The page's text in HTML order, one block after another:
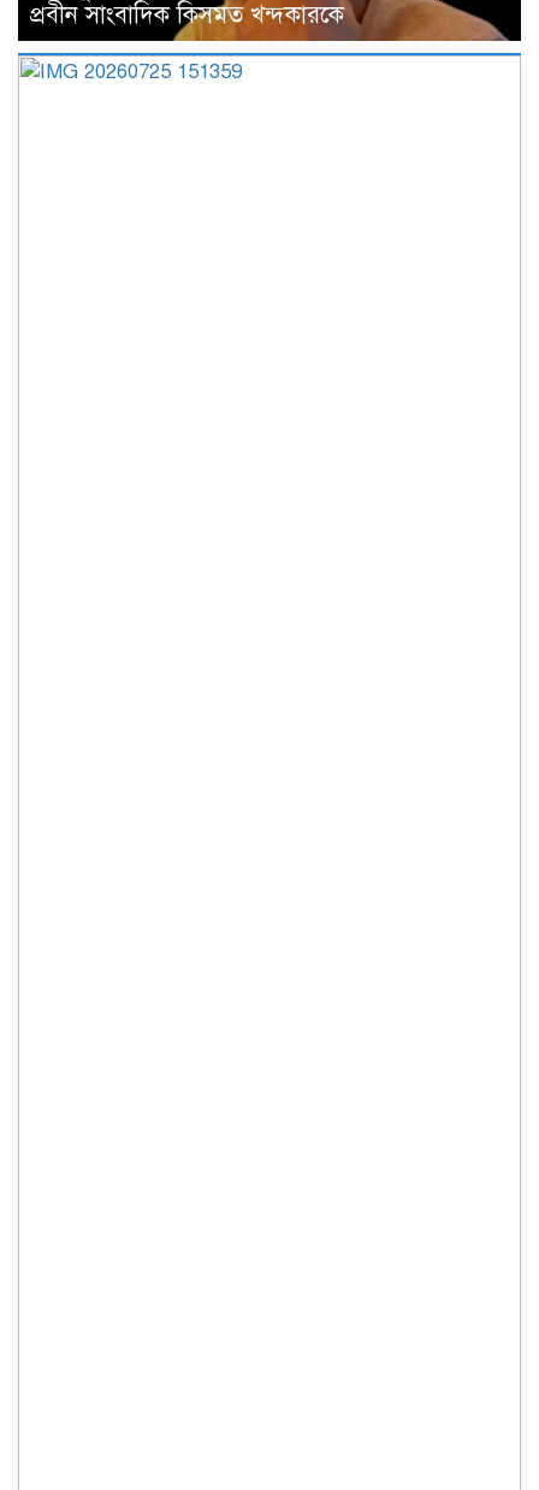
প্রবীন সাংবাদিক কিসমত খন্দকারকে